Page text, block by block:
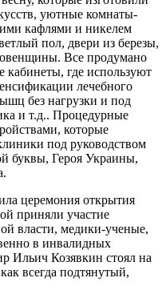
уютные комнаты-
кафлями и никелем
пол, двери из березы,
Все продумано
кабинеты, где используют
лечебного
без нагрузки и под
и т.д.. Процедурные
которые
под руководством
буквы, Героя Украины,
церемония открытия
приняли участие
власти, медики-ученые,
в инвалидных
Ильич Козявкин стоял на
всегда подтянутый,